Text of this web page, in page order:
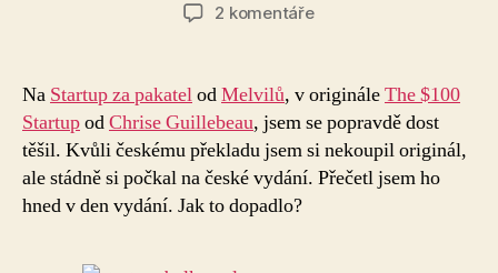
2 komentářeu
názvem
Startup
za
pakatel
je
Na Startup za pakatelodMelvilů, v origináleThe $100
StartupodChrise Guillebeau, jsem se popravdě dost
těšil. Kvůli českému překladu jsem si nekoupil originál,
ale stádně si počkal na české vydání. Přečetl jsem ho
hned v den vydání. Jak to dopadlo?